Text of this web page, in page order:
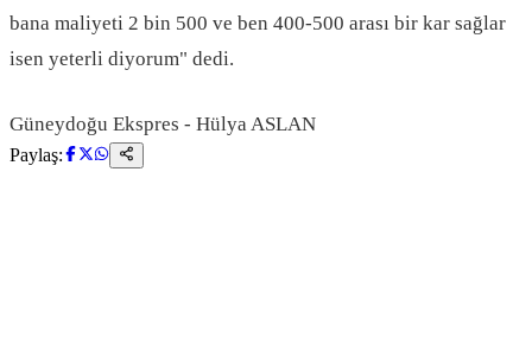
bana maliyeti 2 bin 500 ve ben 400-500 arası bir kar sağlar
isen yeterli diyorum" dedi.
Güneydoğu Ekspres - Hülya ASLAN
Paylaş: